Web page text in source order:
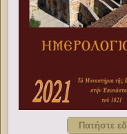
Πατήστε